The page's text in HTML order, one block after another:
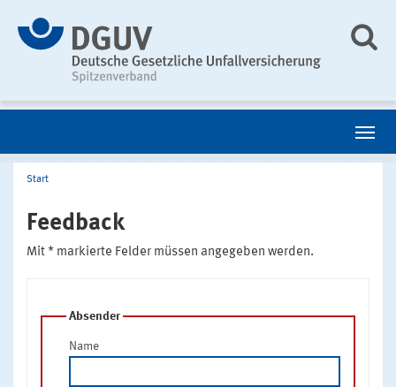
Start
Feedback
Mit * markierte Felder müssen angegeben werden.
Absender
Name